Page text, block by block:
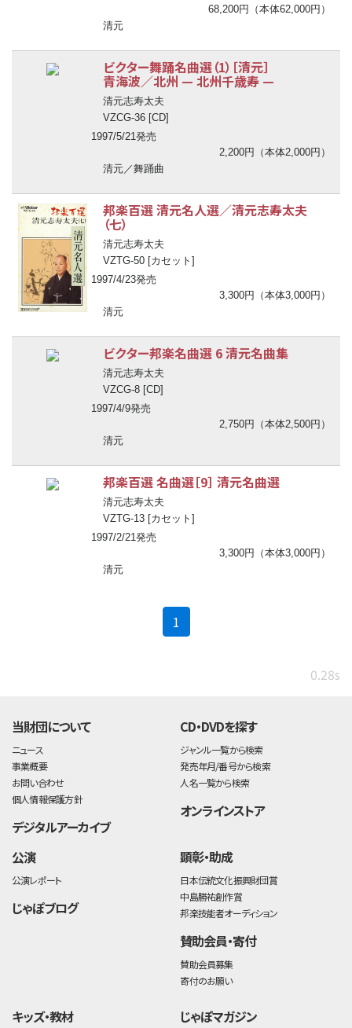
68,200円（本体62,000円）
清元
ビクター舞踊名曲選（1）［清元］
青海波／北州 — 北州千歳寿 —
清元志寿太夫
VZCG-36 [CD]
1997/5/21発売
2,200円（本体2,000円）
清元／舞踊曲
邦楽百選 清元名人選／清元志寿太夫
（七）
清元志寿太夫
VZTG-50 [カセット]
1997/4/23発売
3,300円（本体3,000円）
清元
ビクター邦楽名曲選 6 清元名曲集
清元志寿太夫
VZCG-8 [CD]
1997/4/9発売
2,750円（本体2,500円）
清元
邦楽百選 名曲選［9］ 清元名曲選
清元志寿太夫
VZTG-13 [カセット]
1997/2/21発売
3,300円（本体3,000円）
清元
1
0.28s
当財団について
ニュース
事業概要
お問い合わせ
個人情報保護方針
デジタルアーカイブ
CD・DVDを探す
ジャンル一覧から検索
発売年月/番号から検索
人名一覧から検索
オンラインストア
公演
公演レポート
じゃぽブログ
顕彰・助成
日本伝統文化振興財団賞
中島勝祐創作賞
邦楽技能者オーディション
賛助会員・寄付
賛助会員募集
寄付のお願い
キッズ・教材 じゃぽマガジン